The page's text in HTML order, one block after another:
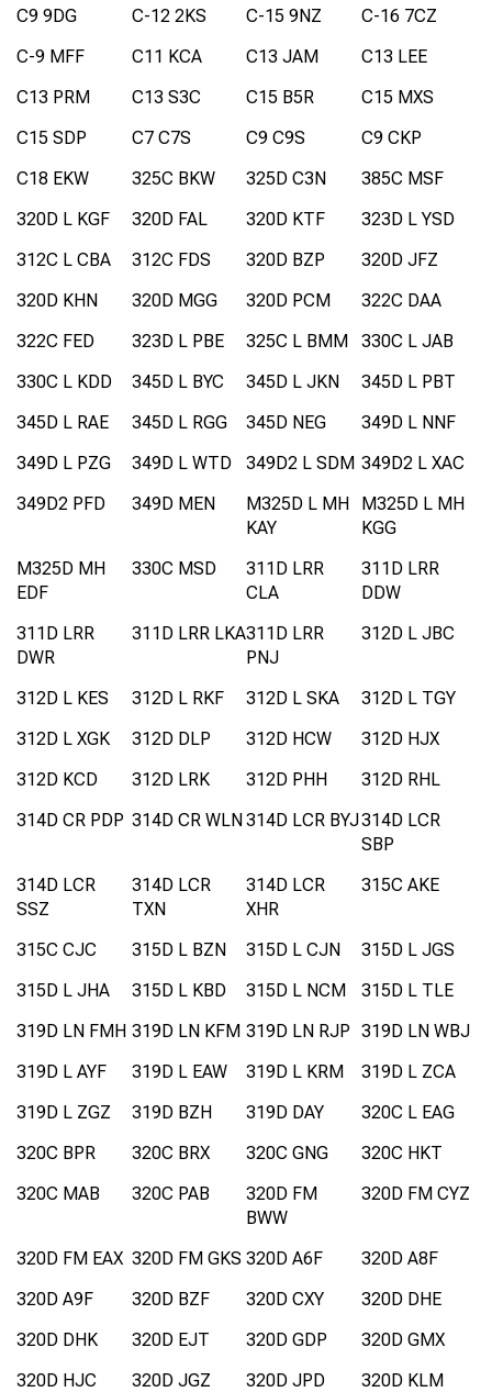
C9 9DG
C-12 2KS C-15 9NZ
C-16 7CZ
C-9 MFF
C11 KCA C13 JAM
C13 LEE
C13 PRM
C13 S3C C15 B5R
C15 MXS
C15 SDP
C7 C7S C9 C9S
C9 CKP
C18 EKW
325C BKW 325D C3N
385C MSF
320D L KGF
320D FAL 320D KTF
323D L YSD
312C L CBA
312C FDS 320D BZP
320D JFZ
320D KHN
320D MGG 320D PCM
322C DAA
322C FED
323D L PBE 325C L BMM
330C L JAB
330C L KDD
345D L BYC 345D L JKN
345D L PBT
345D L RAE
345D L RGG 345D NEG
349D L NNF
349D L PZG
349D L WTD 349D2 L SDM 349D2 L XAC
349D2 PFD
349D MEN
M325D L MH
KAY
M325D L MH
KGG
M325D MH
EDF
330C MSD
311D LRR
CLA
311D LRR
DDW
311D LRR
DWR
311D LRR LKA311D LRR
PNJ
312D L JBC
312D L KES 312D L RKF 312D L SKA
312D L TGY
312D L XGK
312D DLP 312D HCW
312D HJX
312D KCD
312D LRK 312D PHH
312D RHL
314D CR PDP 314D CR WLN314D LCR BYJ314D LCR
SBP
314D LCR
SSZ
314D LCR
TXN
314D LCR
XHR
315C AKE
315C CJC 315D L BZN 315D L CJN
315D L JGS
315D L JHA
315D L KBD 315D L NCM
315D L TLE
319D LN FMH 319D LN KFM 319D LN RJP 319D LN WBJ
319D L AYF
319D L EAW 319D L KRM
319D L ZCA
319D L ZGZ
319D BZH 319D DAY
320C L EAG
320C BPR
320C BRX 320C GNG
320C HKT
320C MAB
320C PAB
320D FM
BWW
320D FM CYZ
320D FM EAX 320D FM GKS 320D A6F
320D A8F
320D A9F
320D BZF 320D CXY
320D DHE
320D DHK
320D EJT 320D GDP
320D GMX
320D HJC
320D JGZ 320D JPD
320D KLM